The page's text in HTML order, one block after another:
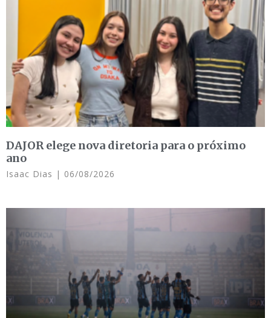
DAJOR elege nova diretoria para o próximo
ano
Isaac Dias 06/08/2026